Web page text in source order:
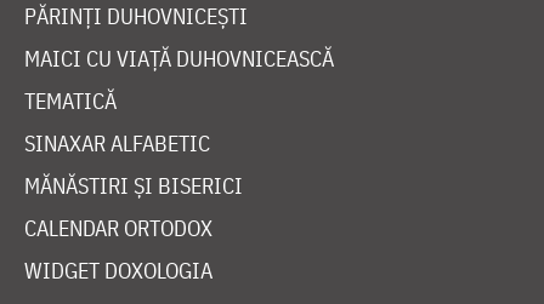
PĂRINȚI DUHOVNICEȘTI
MAICI CU VIAȚĂ DUHOVNICEASCĂ
TEMATICĂ
SINAXAR ALFABETIC
MĂNĂSTIRI ȘI BISERICI
CALENDAR ORTODOX
WIDGET DOXOLOGIA